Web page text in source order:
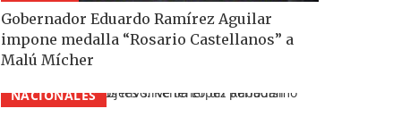
Gobernador Eduardo Ramírez Aguilar
impone medalla “Rosario Castellanos” a
Malú Mícher
NACIONALES